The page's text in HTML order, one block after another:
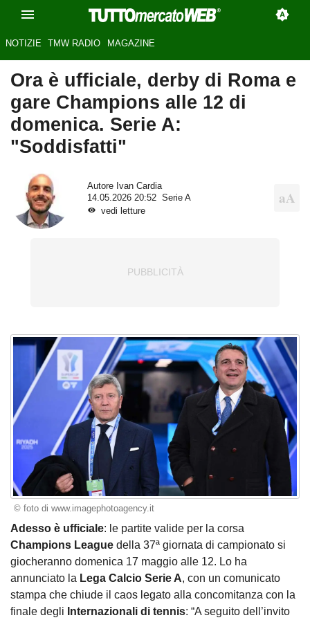
NOTIZIE TMW RADIO MAGAZINE
Ora è ufficiale, derby di Roma e
gare Champions alle 12 di
domenica. Serie A:
"Soddisfatti"
Autore Ivan Cardia
14.05.2026 20:52
Serie A
vedi letture
© foto di www.imagephotoagency.it
Adesso è ufficiale: le partite valide per la corsa
Champions League della 37ª giornata di campionato si
giocheranno domenica 17 maggio alle 12. Lo ha
annunciato la Lega Calcio Serie A, con un comunicato
stampa che chiude il caos legato alla concomitanza con la
finale degli Internazionali di tennis: “A seguito dell’invito